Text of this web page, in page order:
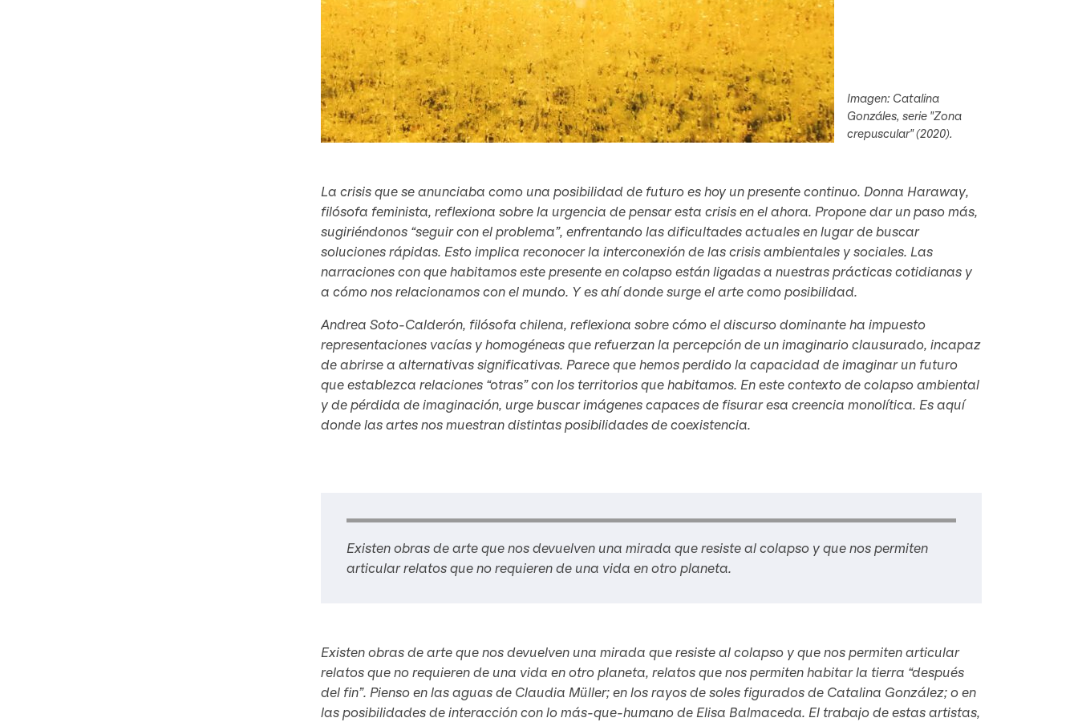
Imagen: Catalina
Gonzáles, serie "Zona
crepuscular" (2020).
La crisis que se anunciaba como una posibilidad de futuro es hoy un presente continuo. Donna Haraway,
filósofa feminista, reflexiona sobre la urgencia de pensar esta crisis en el ahora. Propone dar un paso más,
sugiriéndonos “seguir con el problema”, enfrentando las dificultades actuales en lugar de buscar
soluciones rápidas. Esto implica reconocer la interconexión de las crisis ambientales y sociales. Las
narraciones con que habitamos este presente en colapso están ligadas a nuestras prácticas cotidianas y
a cómo nos relacionamos con el mundo. Y es ahí donde surge el arte como posibilidad.
Andrea Soto-Calderón, filósofa chilena, reflexiona sobre cómo el discurso dominante ha impuesto
representaciones vacías y homogéneas que refuerzan la percepción de un imaginario clausurado, incapaz
de abrirse a alternativas significativas. Parece que hemos perdido la capacidad de imaginar un futuro
que establezca relaciones “otras” con los territorios que habitamos. En este contexto de colapso ambiental
y de pérdida de imaginación, urge buscar imágenes capaces de fisurar esa creencia monolítica. Es aquí
donde las artes nos muestran distintas posibilidades de coexistencia.
Existen obras de arte que nos devuelven una mirada que resiste al colapso y que nos permiten
articular relatos que no requieren de una vida en otro planeta.
Existen obras de arte que nos devuelven una mirada que resiste al colapso y que nos permiten articular
relatos que no requieren de una vida en otro planeta, relatos que nos permiten habitar la tierra “después
del fin”. Pienso en las aguas de Claudia Müller; en los rayos de soles figurados de Catalina González; o en
las posibilidades de interacción con lo más-que-humano de Elisa Balmaceda. El trabajo de estas artistas,